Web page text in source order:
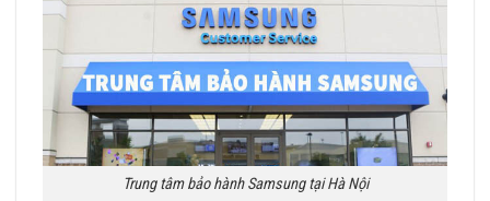
Trung tâm bảo hành Samsung tại Hà Nội